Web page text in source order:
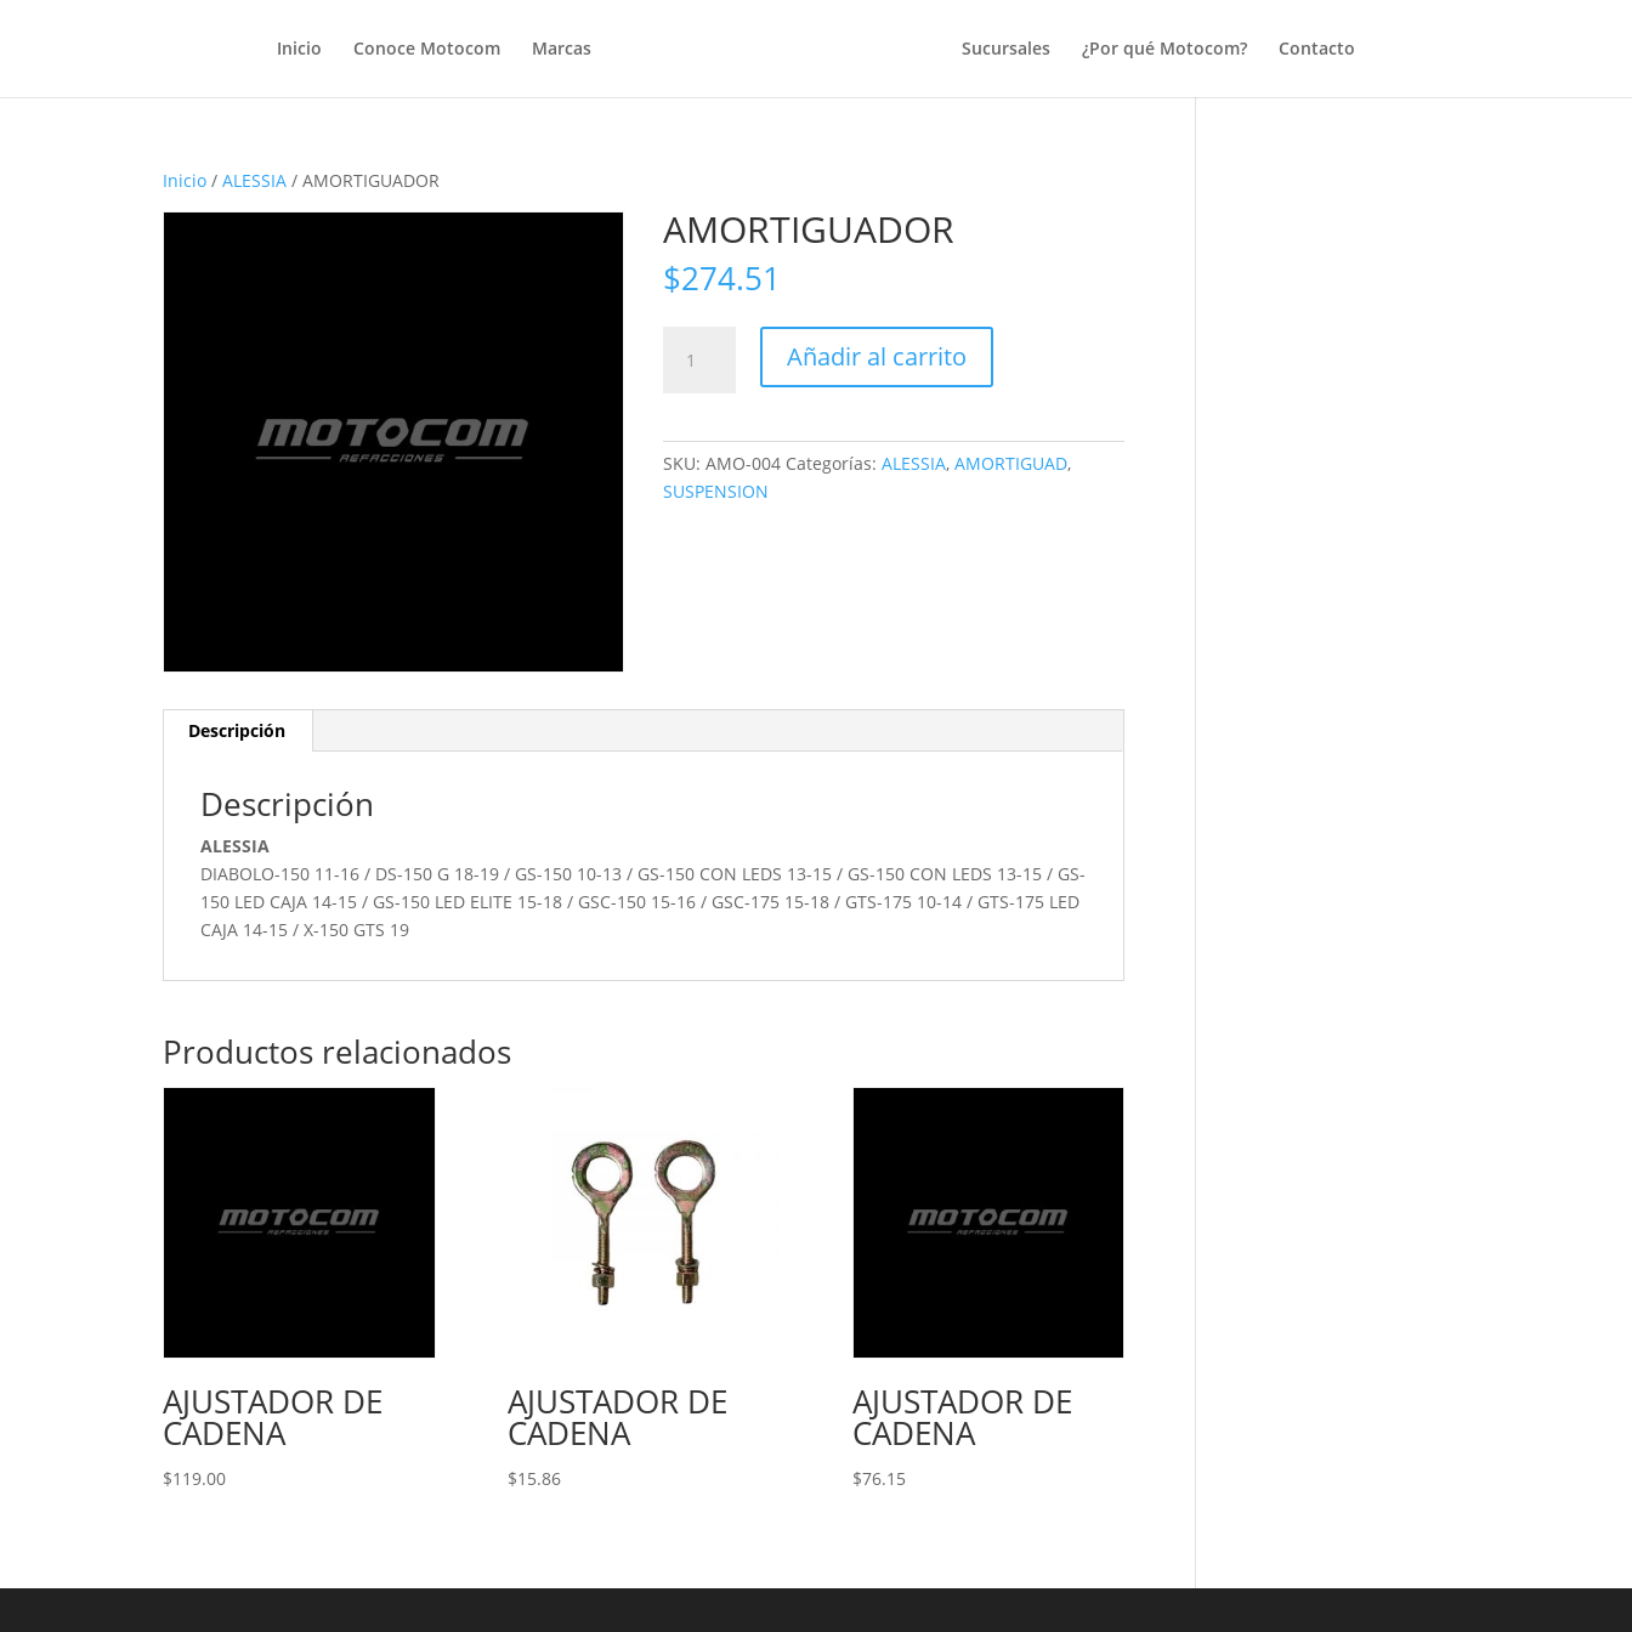
Inicio Conoce Motocom Marcas Sucursales ¿Por qué Motocom? Contacto
Inicio /ALESSIA / AMORTIGUADOR
AMORTIGUADOR
$274.51
cantidad
Añadir al carrito
SKU:AMO-004 Categorías:ALESSIA,AMORTIGUAD,
SUSPENSION
Descripción
Descripción
ALESSIA
DIABOLO-150 11-16 / DS-150 G 18-19 / GS-150 10-13 / GS-150 CON LEDS 13-15 / GS-150 CON LEDS 13-15 / GS-
150 LED CAJA 14-15 / GS-150 LED ELITE 15-18 / GSC-150 15-16 / GSC-175 15-18 / GTS-175 10-14 / GTS-175 LED
CAJA 14-15 / X-150 GTS 19
Productos relacionados
AJUSTADOR DE
CADENA
$119.00
AJUSTADOR DE
CADENA
$15.86
AJUSTADOR DE
CADENA
$76.15